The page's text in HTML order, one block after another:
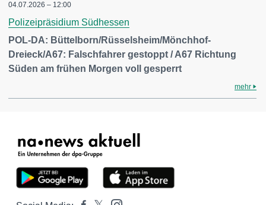
04.07.2026 – 12:00
Polizeipräsidium Südhessen
POL-DA: Büttelborn/Rüsselsheim/Mönchhof-
Dreieck/A67: Falschfahrer gestoppt / A67 Richtung
Süden am frühen Morgen voll gesperrt
mehr